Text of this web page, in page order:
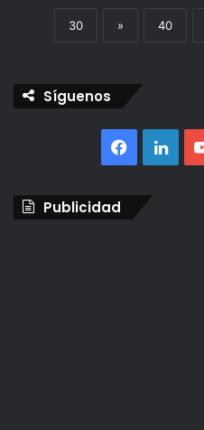
30 » 40
Síguenos
Facebook
Publicidad